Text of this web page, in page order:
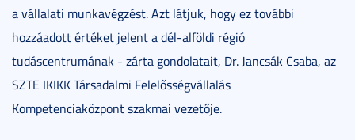
a vállalati munkavégzést. Azt látjuk, hogy ez további
hozzáadott értéket jelent a dél-alföldi régió
tudáscentrumának - zárta gondolatait, Dr. Jancsák Csaba, az
SZTE IKIKK Társadalmi Felelősségvállalás
Kompetenciaközpont szakmai vezetője.